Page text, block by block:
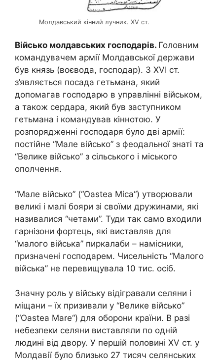
Молдавський кінний лучник. XV ст.
Військо молдавських господарів. Головним
командувачем армії Молдавської держави
був князь (воєвода, господар). З XVI ст.
з’являється посада гетьмана, який
допомагав господарю в управлінні військом,
а також сердара, який був заступником
гетьмана і командував кіннотою. У
розпорядженні господаря було дві армії:
постійне “Мале військо” з феодальної знаті та
“Велике військо” з сільського і міського
ополчення.
“Мале військо” (“Oastea Mica“) утворювали
великі і малі бояри зі своїми дружинами, які
називалися “четами”. Туди так само входили
гарнізони фортець, які виставляв для
“малого війська” пиркалаби – намісники,
призначені господарем. Чисельність “Малого
війська” не перевищувала 10 тис. осіб.
Значну роль у війську відігравали селяни і
міщани – їх призивали у “Велике військо”
(“Oastea Mare“) для оборони країни. В разі
небезпеки селяни виставляли по одній
людині від двору. У першій половині XV ст. у
Молдавії було близько 27 тисяч селянських